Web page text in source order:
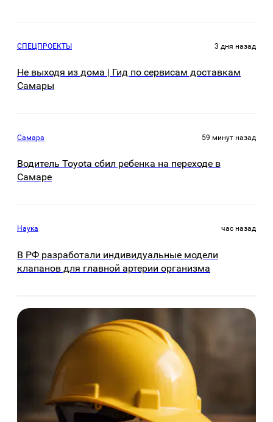
СПЕЦПРОЕКТЫ 3 дня назад
Не выходя из дома | Гид по сервисам доставкам
Самары
Самара 59 минут назад
Водитель Toyota сбил ребенка на переходе в
Самаре
Наука час назад
В РФ разработали индивидуальные модели
клапанов для главной артерии организма